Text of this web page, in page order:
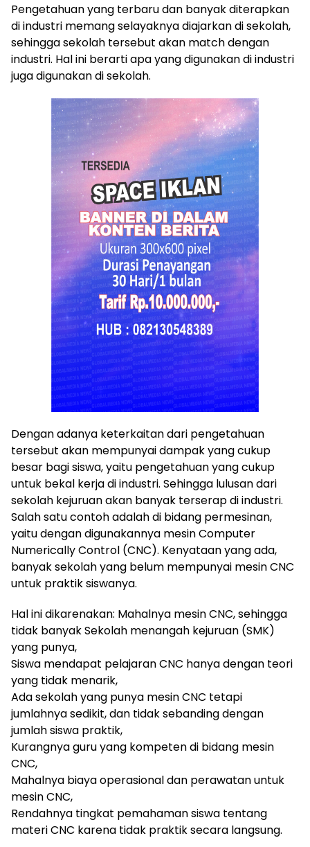
Pengetahuan yang terbaru dan banyak diterapkan
di industri memang selayaknya diajarkan di sekolah,
sehingga sekolah tersebut akan match dengan
industri. Hal ini berarti apa yang digunakan di industri
juga digunakan di sekolah.
Dengan adanya keterkaitan dari pengetahuan
tersebut akan mempunyai dampak yang cukup
besar bagi siswa, yaitu pengetahuan yang cukup
untuk bekal kerja di industri. Sehingga lulusan dari
sekolah kejuruan akan banyak terserap di industri.
Salah satu contoh adalah di bidang permesinan,
yaitu dengan digunakannya mesin Computer
Numerically Control (CNC). Kenyataan yang ada,
banyak sekolah yang belum mempunyai mesin CNC
untuk praktik siswanya.
Hal ini dikarenakan: Mahalnya mesin CNC, sehingga
tidak banyak Sekolah menangah kejuruan (SMK)
yang punya,
Siswa mendapat pelajaran CNC hanya dengan teori
yang tidak menarik,
Ada sekolah yang punya mesin CNC tetapi
jumlahnya sedikit, dan tidak sebanding dengan
jumlah siswa praktik,
Kurangnya guru yang kompeten di bidang mesin
CNC,
Mahalnya biaya operasional dan perawatan untuk
mesin CNC,
Rendahnya tingkat pemahaman siswa tentang
materi CNC karena tidak praktik secara langsung.